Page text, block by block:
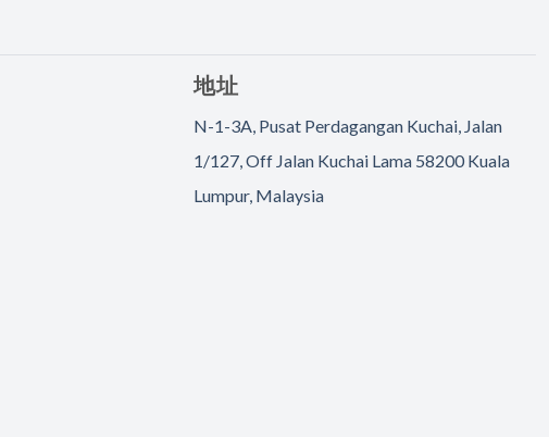
地址
N-1-3A, Pusat Perdagangan Kuchai, Jalan
1/127, Off Jalan Kuchai Lama 58200 Kuala
Lumpur, Malaysia